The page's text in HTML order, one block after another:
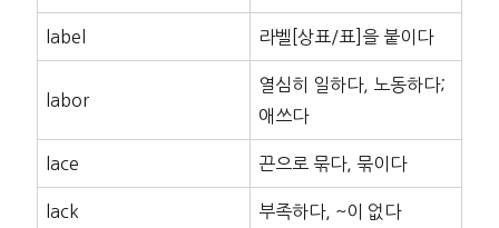
label 라벨[상표/표]을 붙이다
labor
열심히 일하다, 노동하다;
애쓰다
lace 끈으로 묶다, 묶이다
lack 부족하다, ~이 없다